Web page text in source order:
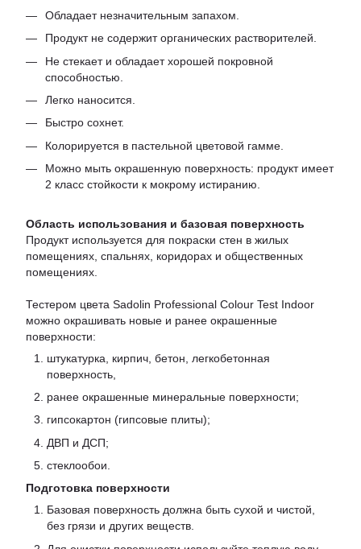
Обладает незначительным запахом.
Продукт не содержит органических растворителей.
Не стекает и обладает хорошей покровной
способностью.
Легко наносится.
Быстро сохнет.
Колорируется в пастельной цветовой гамме.
Можно мыть окрашенную поверхность: продукт имеет
2 класс стойкости к мокрому истиранию.
Область использования и базовая поверхность
Продукт используется для покраски стен в жилых
помещениях, спальнях, коридорах и общественных
помещениях.
Тестером цвета Sadolin Professional Colour Test Indoor
можно окрашивать новые и ранее окрашенные
поверхности:
штукатурка, кирпич, бетон, легкобетонная
поверхность,
ранее окрашенные минеральные поверхности;
гипсокартон (гипсовые плиты);
ДВП и ДСП;
стеклообои.
Подготовка поверхности
Базовая поверхность должна быть сухой и чистой,
без грязи и других веществ.